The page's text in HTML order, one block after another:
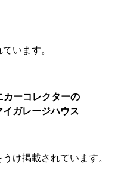
います。
ーコレクターの
ガレージハウス
け掲載されています。